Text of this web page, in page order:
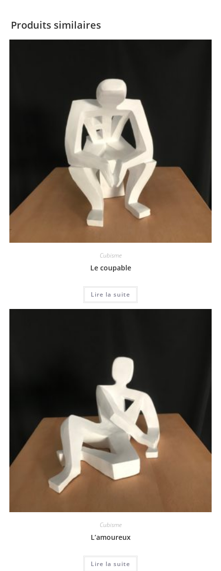
Produits similaires
Cubisme
Le coupable
Lire la suite
Cubisme
L’amoureux
Lire la suite